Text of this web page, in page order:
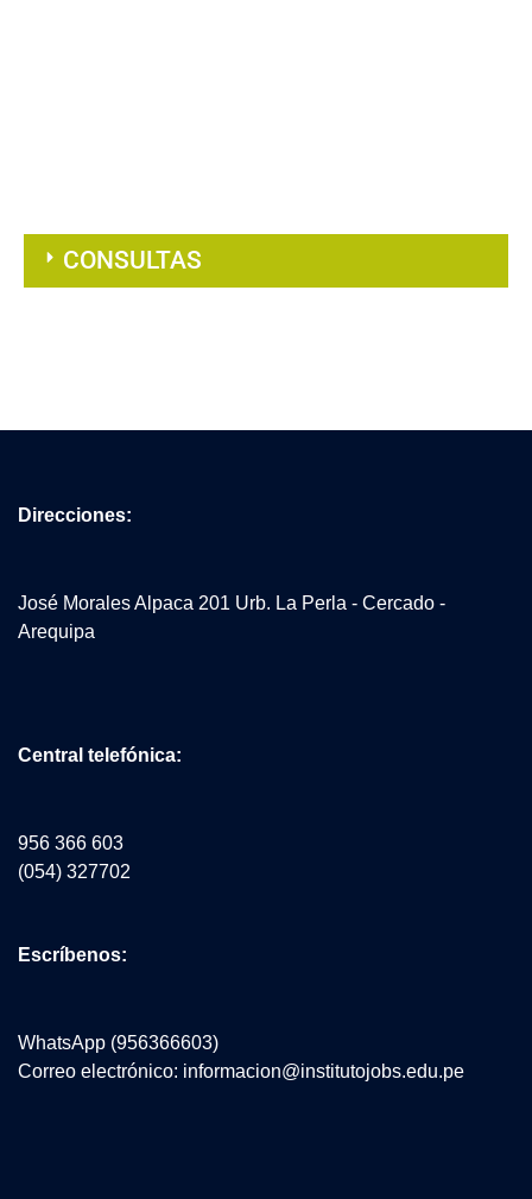
CONSULTAS
Direcciones:
José Morales Alpaca 201 Urb. La Perla - Cercado -
Arequipa
Central telefónica:
956 366 603
(054) 327702
Escríbenos:
WhatsApp (956366603)
Correo electrónico: informacion@institutojobs.edu.pe